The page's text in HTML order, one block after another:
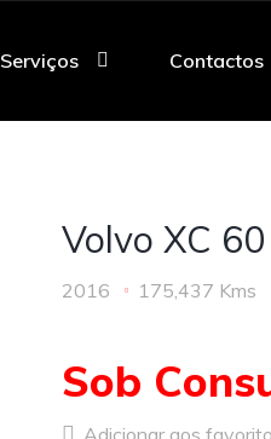
Serviços Contactos
Volvo XC
2016 175,437 Kms
Sob
Adicionar aos